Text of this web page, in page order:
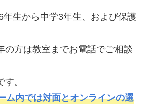
年生から中学3年生、および保護
方は教室までお電話でご相談
。
ム内では対面とオンラインの選